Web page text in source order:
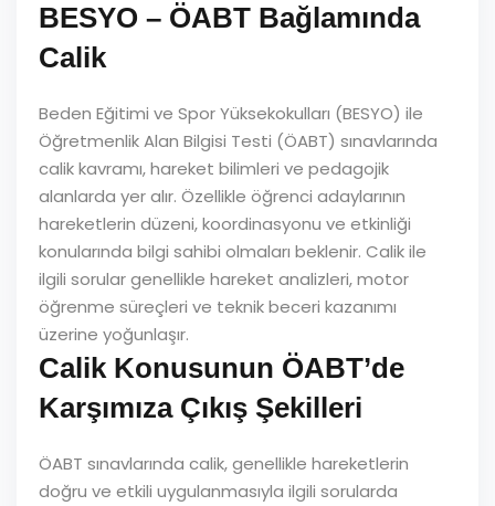
BESYO – ÖABT Bağlamında
Calik
Beden Eğitimi ve Spor Yüksekokulları (BESYO) ile
Öğretmenlik Alan Bilgisi Testi (ÖABT) sınavlarında
calik kavramı, hareket bilimleri ve pedagojik
alanlarda yer alır. Özellikle öğrenci adaylarının
hareketlerin düzeni, koordinasyonu ve etkinliği
konularında bilgi sahibi olmaları beklenir. Calik ile
ilgili sorular genellikle hareket analizleri, motor
öğrenme süreçleri ve teknik beceri kazanımı
üzerine yoğunlaşır.
Calik Konusunun ÖABT’de
Karşımıza Çıkış Şekilleri
ÖABT sınavlarında calik, genellikle hareketlerin
doğru ve etkili uygulanmasıyla ilgili sorularda